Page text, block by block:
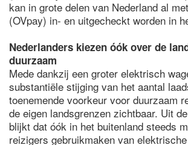
kan in grote delen van Nederland al
(OVpay) in- en uitgecheckt worden in
Nederlanders kiezen óók over de
duurzaam
Mede dankzij een groter elektrisch
substantiële stijging van het aantal
toenemende voorkeur voor duurzaam
de eigen landsgrenzen zichtbaar. Uit
blijkt dat óók in het buitenland steeds
reizigers gebruikmaken van elektrische